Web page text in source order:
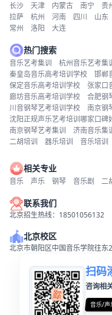
长沙
天津 内蒙古 南宁 贵
拉萨
杭州 河南 四川 山东
常州
洛阳 大连
热门搜索
音乐艺考集训 杭州音乐艺考集
秦皇岛音乐高考培训学校
邯郸
保定音乐高考培训学校
张家口
廊坊音乐高考培训学校
合肥钢
川音钢琴艺考培训学校
南京钢
沈阳正规声乐艺考培训哪家口碑
南京钢琴艺考集训
济南音乐集
二胡培训
器乐培训 音乐培训
相关专业
音乐 声乐 钢琴 音乐剧 二
联系我们
北京招生热线：18501056132
北京校区
北京市朝阳区中国音乐学院往东
扫码
咨询相
音乐/声